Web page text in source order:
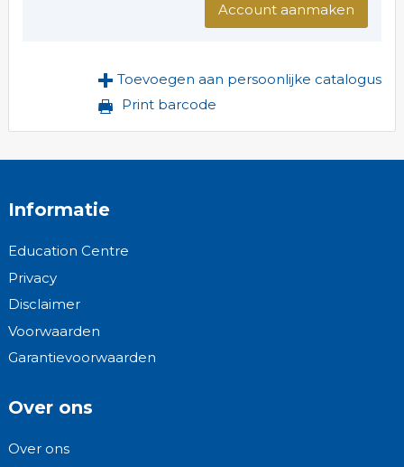
Account aanmaken
Toevoegen aan persoonlijke catalogus
Print barcode
Informatie
Education Centre
Privacy
Disclaimer
Voorwaarden
Garantievoorwaarden
Over ons
Over ons